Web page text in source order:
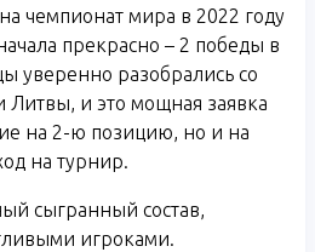
чемпионат мира в 2022 году
прекрасно – 2 победы в
уверенно разобрались со
и это мощная заявка
на 2-ю позицию, но и на
на турнир.
сыгранный состав,
игроками.